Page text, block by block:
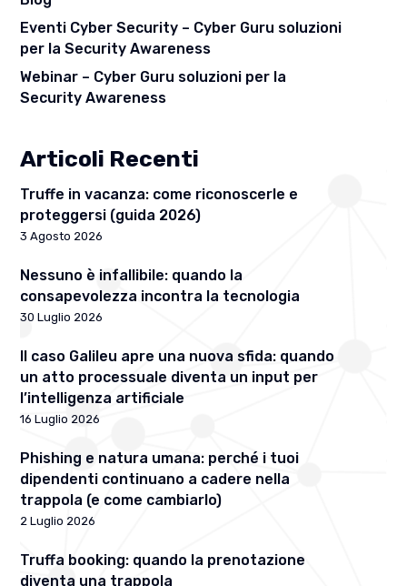
Eventi Cyber Security – Cyber Guru soluzioni
per la Security Awareness
Webinar – Cyber Guru soluzioni per la
Security Awareness
Articoli Recenti
Truffe in vacanza: come riconoscerle e
proteggersi (guida 2026)
3 Agosto 2026
Nessuno è infallibile: quando la
consapevolezza incontra la tecnologia
30 Luglio 2026
Il caso Galileu apre una nuova sfida: quando
un atto processuale diventa un input per
l’intelligenza artificiale
16 Luglio 2026
Phishing e natura umana: perché i tuoi
dipendenti continuano a cadere nella
trappola (e come cambiarlo)
2 Luglio 2026
Truffa booking: quando la prenotazione
diventa una trappola